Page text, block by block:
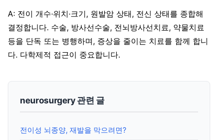
A: 전이 개수·위치·크기, 원발암 상태, 전신 상태를 종합해
결정합니다. 수술, 방사선수술, 전뇌방사선치료, 약물치료
등을 단독 또는 병행하며, 증상을 줄이는 치료를 함께 합니
다. 다학제적 접근이 중요합니다.
neurosurgery 관련 글
전이성 뇌종양, 재발을 막으려면?